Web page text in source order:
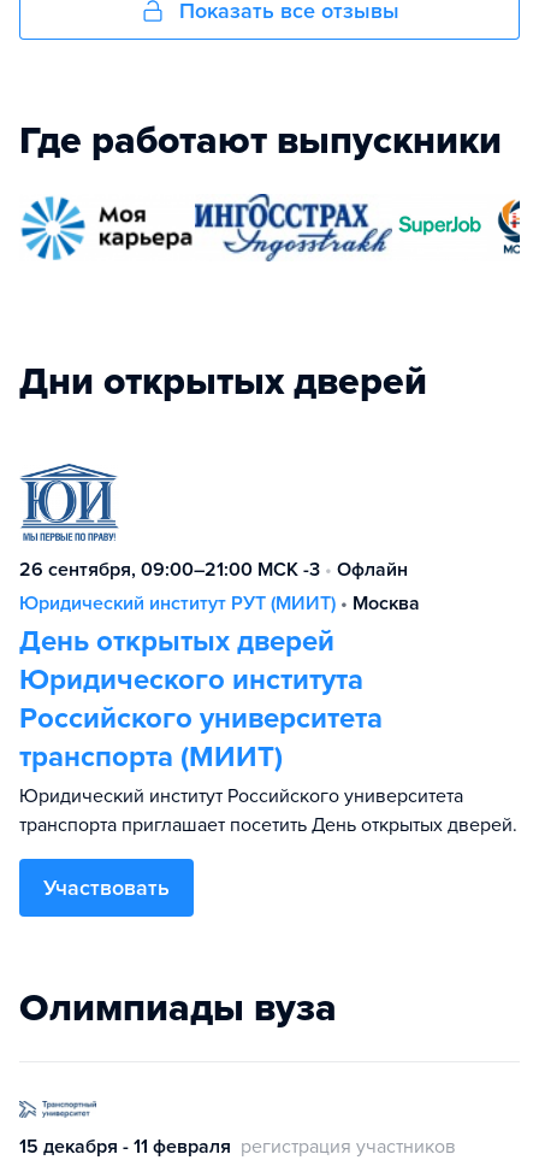
Показать все отзывы
Где работают выпускники
Дни открытых дверей
26 сентября, 09:00–21:00 МСК -3 • Офлайн
Юридический институт РУТ (МИИТ) • Москва
День открытых дверей
Юридического института
Российского университета
транспорта (МИИТ)
Юридический институт Российского университета
транспорта приглашает посетить День открытых дверей.
Участвовать
Олимпиады вуза
15 декабря - 11 февраля регистрация участников